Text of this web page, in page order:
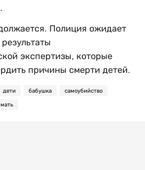
Полиция ожидает
экспертизы, которые
причины смерти детей.
дети бабушка самоубийство
мать